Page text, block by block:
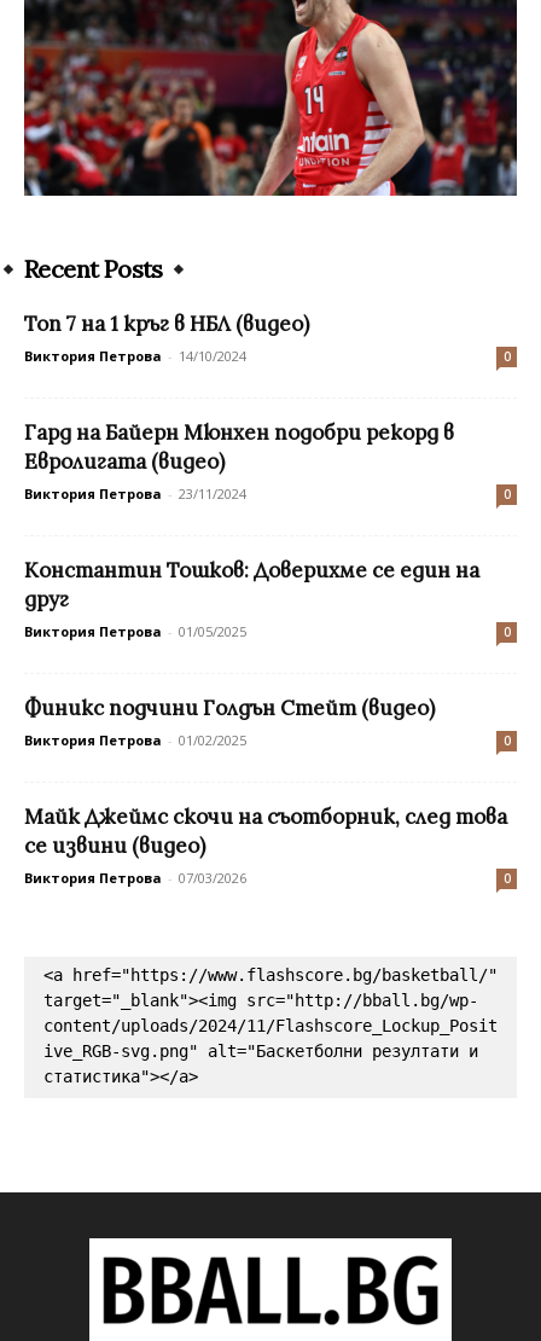
Recent Posts
Топ 7 на 1 кръг в НБЛ (видео)
Виктория Петрова - 14/10/2024 0
Гард на Байерн Мюнхен подобри рекорд в
Евролигата (видео)
Виктория Петрова - 23/11/2024 0
Константин Тошков: Доверихме се един на
друг
Виктория Петрова - 01/05/2025 0
Финикс подчини Голдън Стейт (видео)
Виктория Петрова - 01/02/2025 0
Майк Джеймс скочи на съотборник, след това
се извини (видео)
Виктория Петрова - 07/03/2026 0
<a href="https://www.flashscore.bg/basketball/"
target="_blank"><img src="http://bball.bg/wp-
content/uploads/2024/11/Flashscore_Lockup_Posit
ive_RGB-svg.png" alt="Баскетболни резултати и
статистика"></a>